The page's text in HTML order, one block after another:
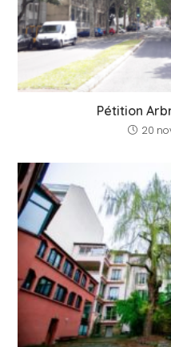
Pétition
20